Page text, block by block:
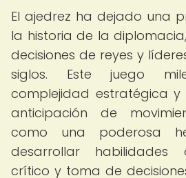
El ajedrez ha dejado una
la historia de la
decisiones de reyes y
siglos. Este juego
complejidad estratégica
anticipación de
como una poderosa
desarrollar habilidades
crítico y toma de